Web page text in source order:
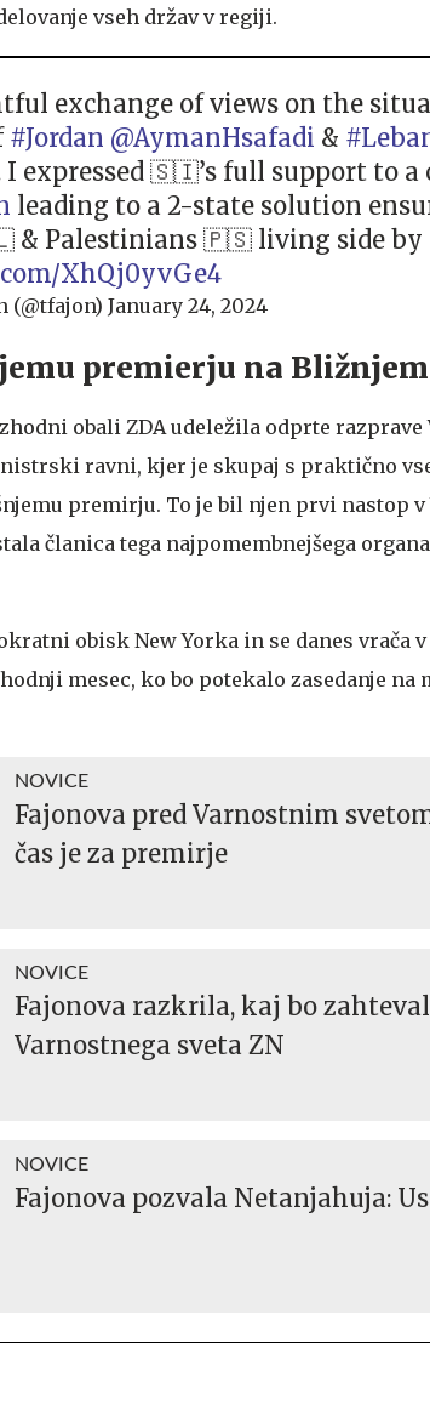
vseh držav v regiji.
exchange of views on the
#Jordan @AymanHsafadi &
I expressed 🇸🇮’s full support to a
leading to a 2-state solution
& Palestinians 🇵🇸 living side by
XhQj0yvGe4
(@tfajon) January 24, 2024
premierju na
obali ZDA udeležila odprte razprave
ravni, kjer je skupaj s praktično
premirju. To je bil njen prvi nastop v
članica tega najpomembnejšega
obisk New Yorka in se danes vrača v
mesec, ko bo potekalo zasedanje
NOVICE
Fajonova pred Varnostnim
čas je za premirje
NOVICE
Fajonova razkrila, kaj bo
Varnostnega sveta ZN
NOVICE
Fajonova pozvala Netanjahuja: